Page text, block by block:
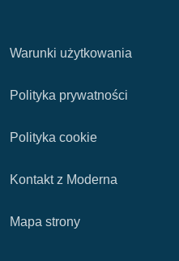
Warunki użytkowania
Polityka prywatności
Polityka cookie
Kontakt z Moderna
Mapa strony